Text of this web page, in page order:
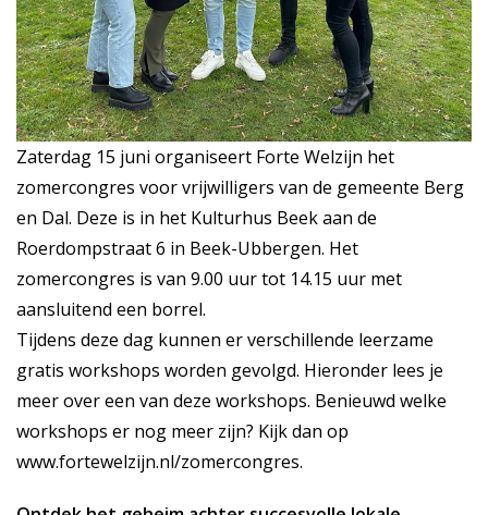
Zaterdag 15 juni organiseert Forte Welzijn het
zomercongres voor vrijwilligers van de gemeente Berg
en Dal. Deze is in het Kulturhus Beek aan de
Roerdompstraat 6 in Beek-Ubbergen. Het
zomercongres is van 9.00 uur tot 14.15 uur met
aansluitend een borrel.
Tijdens deze dag kunnen er verschillende leerzame
gratis workshops worden gevolgd. Hieronder lees je
meer over een van deze workshops. Benieuwd welke
workshops er nog meer zijn? Kijk dan op
www.fortewelzijn.nl/zomercongres.